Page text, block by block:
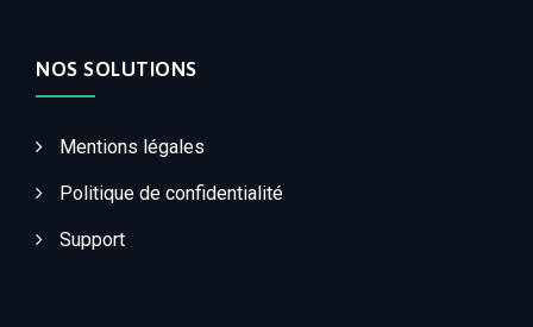
NOS SOLUTIONS
Mentions légales
Politique de confidentialité
Support